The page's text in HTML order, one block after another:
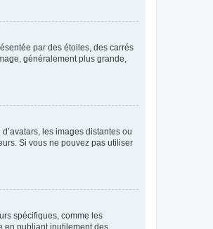
par des étoiles, des carrés
généralement plus grande,
les images distantes ou
Si vous ne pouvez pas utiliser
spécifiques, comme les
en publiant inutilement des